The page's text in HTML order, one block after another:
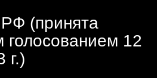
РФ (принята
голосованием 12
г.)